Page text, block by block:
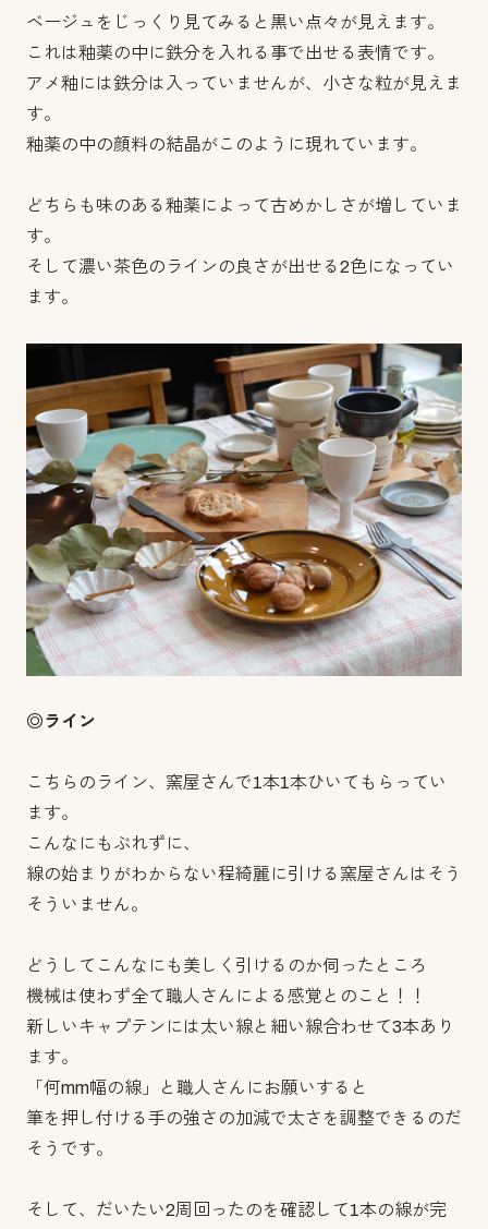
ベージュをじっくり見てみると黒い点々が見えます。
これは釉薬の中に鉄分を入れる事で出せる表情です。
アメ釉には鉄分は入っていませんが、小さな粒が見えま
す。
釉薬の中の顔料の結晶がこのように現れています。
どちらも味のある釉薬によって古めかしさが増していま
す。
そして濃い茶色のラインの良さが出せる2色になってい
ます。
◎ライン
こちらのライン、窯屋さんで1本1本ひいてもらってい
ます。
こんなにもぶれずに、
線の始まりがわからない程綺麗に引ける窯屋さんはそう
そういません。
どうしてこんなにも美しく引けるのか伺ったところ
機械は使わず全て職人さんによる感覚とのこと！！
新しいキャプテンには太い線と細い線合わせて3本あり
ます。
「何mm幅の線」と職人さんにお願いすると
筆を押し付ける手の強さの加減で太さを調整できるのだ
そうです。
そして、だいたい2周回ったのを確認して1本の線が完